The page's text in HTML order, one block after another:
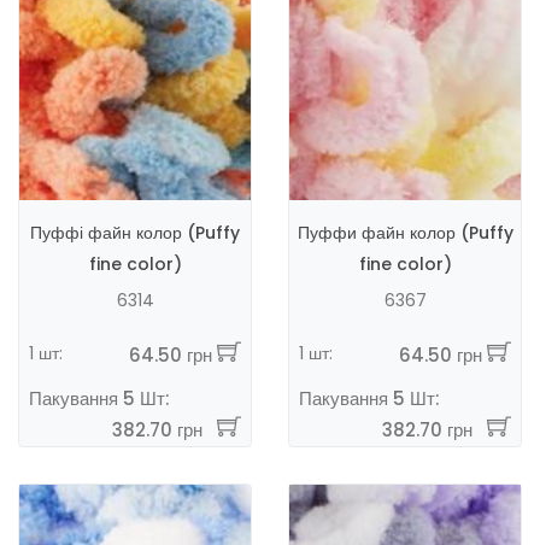
Пуффі файн колор (Puffy
fine color)
6314
1 шт:
64.50 грн
Пакування 5 Шт:
382.70 грн
Пуффи файн колор (Puffy
fine color)
6367
1 шт:
64.50 грн
Пакування 5 Шт:
382.70 грн